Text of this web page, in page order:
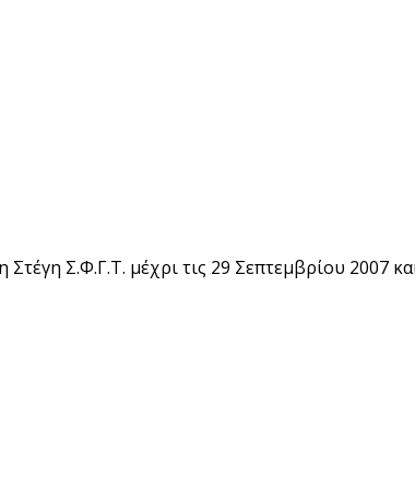
Σ.Φ.Γ.Τ. μέχρι τις 29 Σεπτεμβρίου 2007